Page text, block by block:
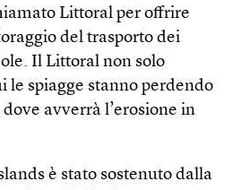
Littoral per offrire
del trasporto dei
Il Littoral non solo
le spiagge stanno perdendo
avverrà l’erosione in
è stato sostenuto dalla